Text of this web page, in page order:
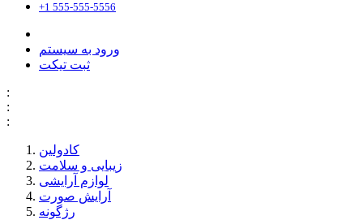
+1 555-555-5556
ورود به سیستم
ثبت تیکت
:
:
:
کادولین
زیبایی و سلامت
لوازم آرایشی
آرایش صورت
رژگونه